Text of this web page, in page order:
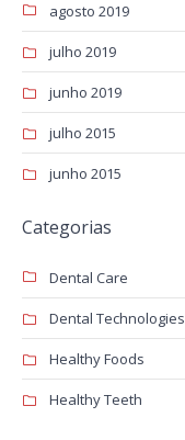
agosto 2019
julho 2019
junho 2019
julho 2015
junho 2015
Categorias
Dental Care
Dental Technologies
Healthy Foods
Healthy Teeth